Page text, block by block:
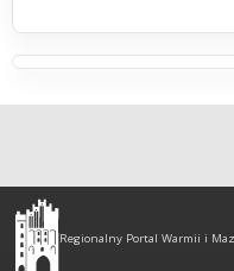
Olsztyn
-
Regionalny Portal Warmii i